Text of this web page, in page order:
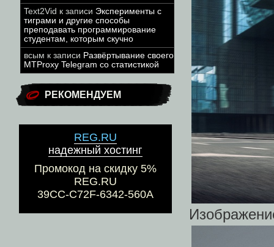
Text2Vid к записи Эксперименты с
тиграми и другие способы
преподавать программирование
студентам, которым скучно
всым к записи Развёртывание своего
MTProxy Telegram со статистикой
РЕКОМЕНДУЕМ
REG.RU
надежный хостинг
Промокод на скидку 5%
REG.RU
39CC-C72F-6342-560A